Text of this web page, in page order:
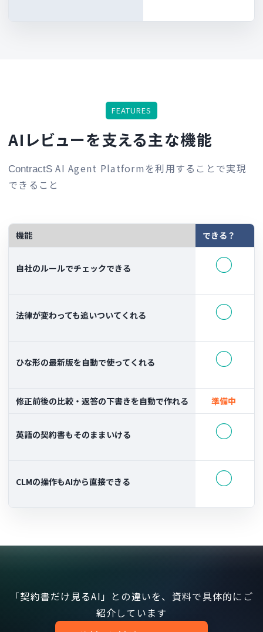
FEATURES
AIレビューを支える主な機能
ContractS AI Agent Platformを利用することで実現
できること
機能 できる？
自社のルールでチェックできる ○
法律が変わっても追いついてくれる ○
ひな形の最新版を自動で使ってくれる ○
修正前後の比較・返答の下書きを自動で作れる 準備中
英語の契約書もそのままいける ○
CLMの操作もAIから直接できる ○
「契約書だけ見るAI」との違いを、資料で具体的にご
紹介しています